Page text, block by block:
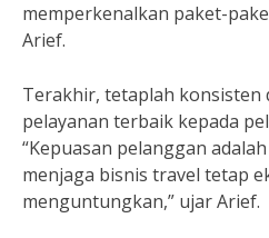
memperkenalkan paket-
Arief.
Terakhir, tetaplah konsisten
pelayanan terbaik kepada
“Kepuasan pelanggan
menjaga bisnis travel tetap
menguntungkan,” ujar Arief.